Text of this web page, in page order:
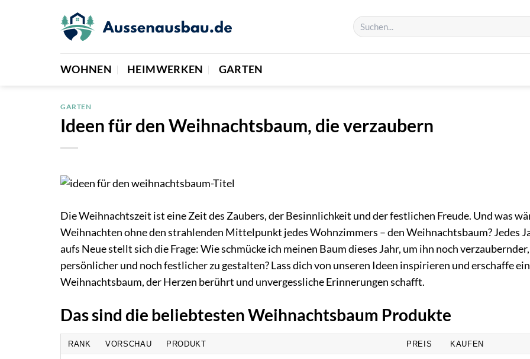
WOHNEN HEIMWERKEN GARTEN
GARTEN
Ideen für den Weihnachtsbaum, die verzaubern
Die Weihnachtszeit ist eine Zeit des Zaubers, der Besinnlichkeit und der festlichen Freude. Und was
Weihnachten ohne den strahlenden Mittelpunkt jedes Wohnzimmers – den Weihnachtsbaum? Jedes
aufs Neue stellt sich die Frage: Wie schmücke ich meinen Baum dieses Jahr, um ihn noch
persönlicher und noch festlicher zu gestalten? Lass dich von unseren Ideen inspirieren und erschaffe
Weihnachtsbaum, der Herzen berührt und unvergessliche Erinnerungen schafft.
Das sind die beliebtesten Weihnachtsbaum Produkte
RANK VORSCHAU PRODUKT PREIS KAUFEN